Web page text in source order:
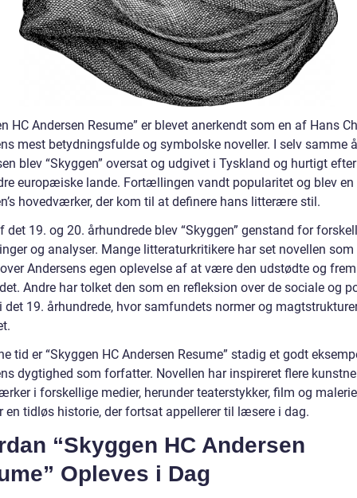
HC Andersen Resume” er blevet anerkendt som en af Hans
mest betydningsfulde og symbolske noveller. I selv samme
blev “Skyggen” oversat og udgivet i Tyskland og hurtigt
europæiske lande. Fortællingen vandt popularitet og blev
hovedværker, der kom til at definere hans litterære stil.
det 19. og 20. århundrede blev “Skyggen” genstand for
og analyser. Mange litteraturkritikere har set novellen som
Andersens egen oplevelse af at være den udstødte og
Andre har tolket den som en refleksion over de sociale og
det 19. århundrede, hvor samfundets normer og
tid er “Skyggen HC Andersen Resume” stadig et godt
dygtighed som forfatter. Novellen har inspireret flere
i forskellige medier, herunder teaterstykker, film og
tidløs historie, der fortsat appellerer til læsere i dag.
“Skyggen HC Andersen
Opleves i Dag